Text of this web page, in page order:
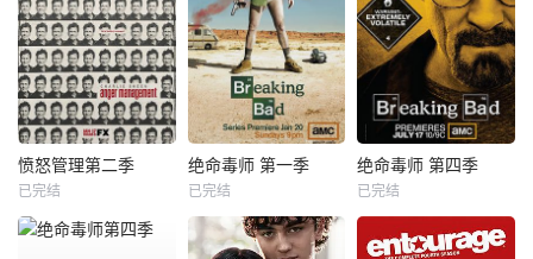
愤怒管理第二季
已完结
绝命毒师 第一季
已完结
绝命毒师 第四季
已完结